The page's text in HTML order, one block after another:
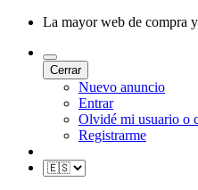
La mayor web de compra y
Cerrar
Nuevo anuncio
Entrar
Olvidé mi usuario o
Registrarme